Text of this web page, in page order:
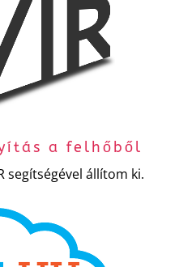
a felhőből
segítségével állítom ki.